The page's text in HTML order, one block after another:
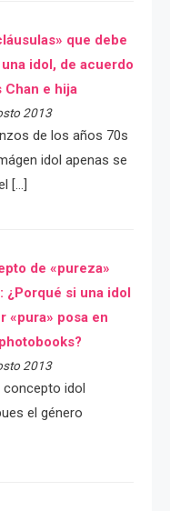
que debe
idol, de acuerdo
Chan e hija
2013
de los años 70s
idol apenas se
[…]
de «pureza»
¿Porqué si una idol
«pura» posa en
2013
concepto idol
el género